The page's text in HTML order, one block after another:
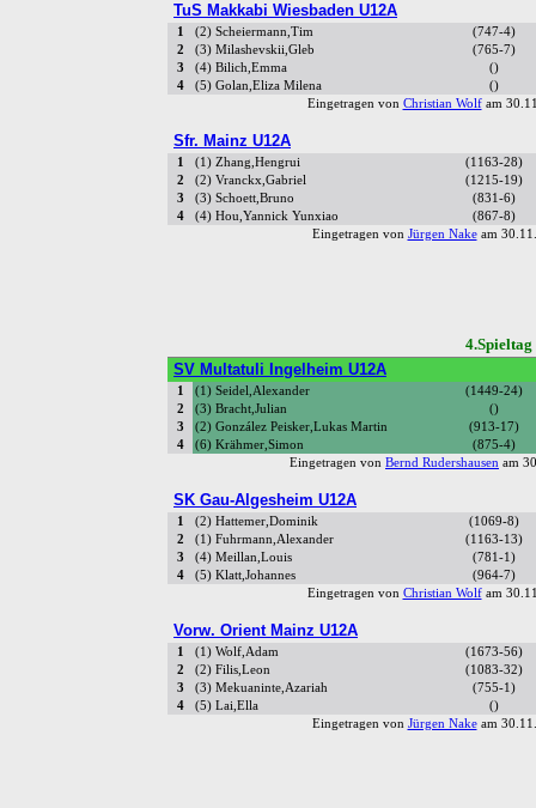
TuS Makkabi Wiesbaden U12A
1 (2) Scheiermann,Tim
(747-4)
2
(3) Milashevskii,Gleb
(765-7)
3
(4) Bilich,Emma
()
4
(5) Golan,Eliza Milena
()
Eingetragen von Christian Wolfam
Sfr. Mainz U12A
1 (1) Zhang,Hengrui
(1163-28)
2
(2) Vranckx,Gabriel
(1215-19)
3
(3) Schoett,Bruno
(831-6)
4
(4) Hou,Yannick Yunxiao
(867-8)
Eingetragen von Jürgen Nakeam
SV Multatuli Ingelheim U12A
1 (1) Seidel,Alexander
(1449-24)
2
(3) Bracht,Julian
()
3
(2) González Peisker,Lukas Martin
(913-17)
4
(6) Krähmer,Simon
(875-4)
Eingetragen von Bernd Rudershausen am
SK Gau-Algesheim U12A
1 (2) Hattemer,Dominik
(1069-8)
2
(1) Fuhrmann,Alexander
(1163-13)
3
(4) Meillan,Louis
(781-1)
4
(5) Klatt,Johannes
(964-7)
Eingetragen von Christian Wolfam
Vorw. Orient Mainz U12A
1 (1) Wolf,Adam
(1673-56)
2
(2) Filis,Leon
(1083-32)
3
(3) Mekuaninte,Azariah
(755-1)
4
(5) Lai,Ella
()
Eingetragen von Jürgen Nakeam